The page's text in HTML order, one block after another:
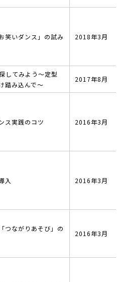
笑いダンス」の試み 2018年3月
してみよう～定型
踏み込んで～
2017年8月
ス実践のコツ 2016年3月
入 2016年3月
つながりあそび」の
2016年3月